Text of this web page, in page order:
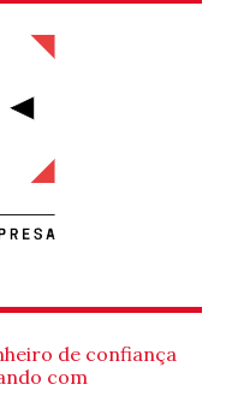
de confiança
com